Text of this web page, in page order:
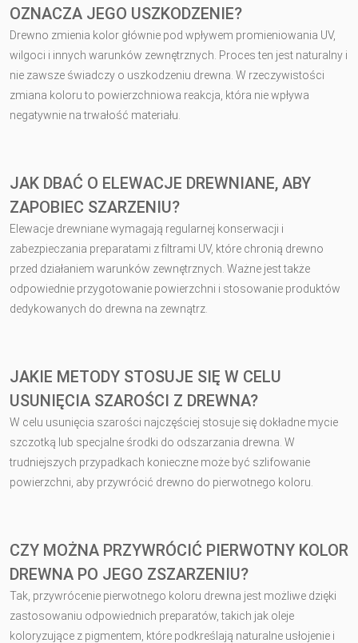
OZNACZA JEGO USZKODZENIE?
Drewno zmienia kolor głównie pod wpływem promieniowania UV,
wilgoci i innych warunków zewnętrznych. Proces ten jest naturalny i
nie zawsze świadczy o uszkodzeniu drewna. W rzeczywistości
zmiana koloru to powierzchniowa reakcja, która nie wpływa
negatywnie na trwałość materiału.
JAK DBAĆ O ELEWACJE DREWNIANE, ABY
ZAPOBIEC SZARZENIU?
Elewacje drewniane wymagają regularnej konserwacji i
zabezpieczania preparatami z filtrami UV, które chronią drewno
przed działaniem warunków zewnętrznych. Ważne jest także
odpowiednie przygotowanie powierzchni i stosowanie produktów
dedykowanych do drewna na zewnątrz.
JAKIE METODY STOSUJE SIĘ W CELU
USUNIĘCIA SZAROŚCI Z DREWNA?
W celu usunięcia szarości najczęściej stosuje się dokładne mycie
szczotką lub specjalne środki do odszarzania drewna. W
trudniejszych przypadkach konieczne może być szlifowanie
powierzchni, aby przywrócić drewno do pierwotnego koloru.
CZY MOŻNA PRZYWRÓCIĆ PIERWOTNY KOLOR
DREWNA PO JEGO ZSZARZENIU?
Tak, przywrócenie pierwotnego koloru drewna jest możliwe dzięki
zastosowaniu odpowiednich preparatów, takich jak oleje
koloryzujące z pigmentem, które podkreślają naturalne usłojenie i